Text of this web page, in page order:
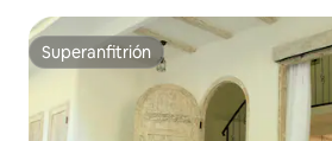
Superanfitrión
Superanfitrión